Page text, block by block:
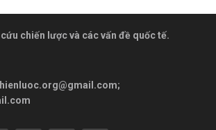
chiến lược và các vấn đề quốc tế.
;